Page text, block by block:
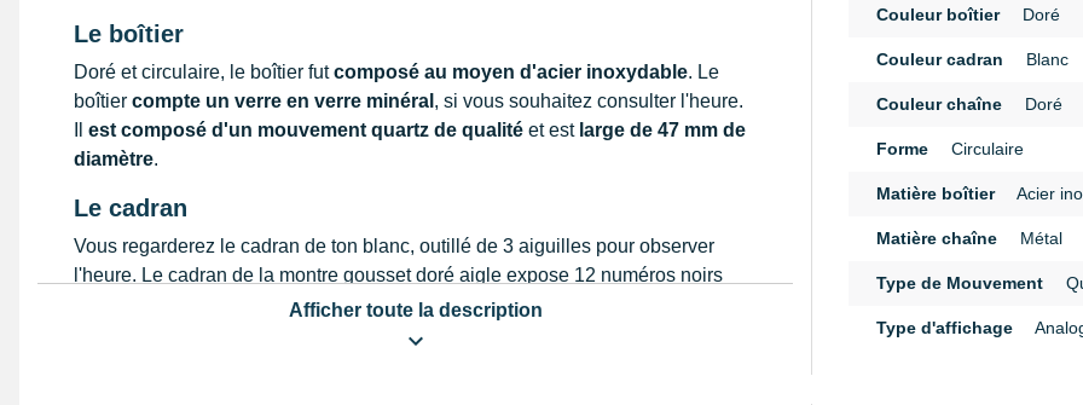
Le boîtier
Doré et circulaire, le boîtier futcomposé au moyen d'acier inoxydable. Le
boîtier compte un verre en verre minéral , si vous souhaitez consulter l'heure.
est composé d'un mouvement quartz de qualité et est large de 47 mm de
diamètre.
Le cadran
Vous regarderez le cadran de ton blanc, outillé de 3 aiguilles pour observer
l'heure. Le cadran de la montre gousset doré aigle expose 12 numéros noirs
nombresplus 60 repères noirs comme repères. Le cadran de la montre gousset
gros chiffres
Afficher toute la description
Couleur boîtier Doré
Couleur cadran Blanc
Couleur chaîne Doré
Forme Circulaire
Matière boîtier Acier
Matière chaîne Métal
Type de Mouvement
Type d'affichage